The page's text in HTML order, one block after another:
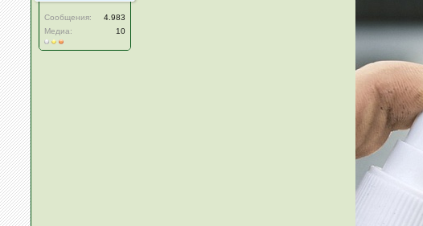
Сообщения:
4.983
Медиа:
10